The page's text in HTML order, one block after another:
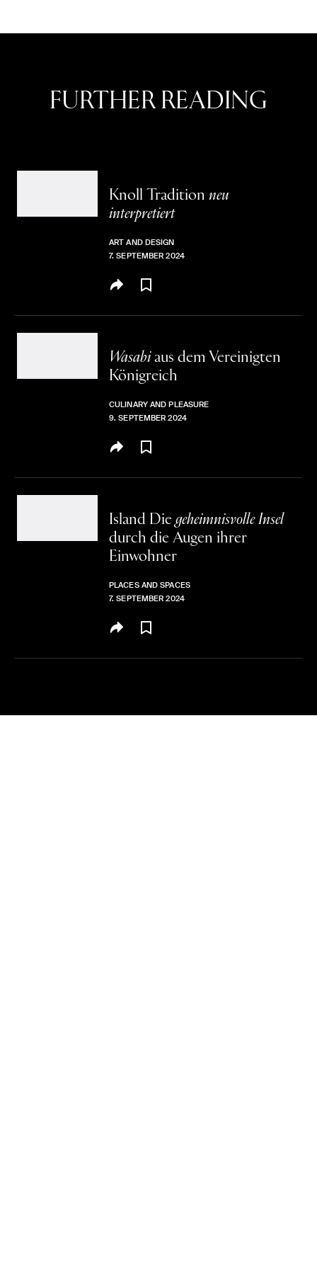
FURTHER READING
Knoll Tradition neu
interpretiert
ART AND DESIGN
7. SEPTEMBER 2024
Wasabiaus dem Vereinigten
Königreich
CULINARY AND PLEASURE
9. SEPTEMBER 2024
Island Die geheimnisvolle Insel
durch die Augen ihrer
Einwohner
PLACES AND SPACES
7. SEPTEMBER 2024